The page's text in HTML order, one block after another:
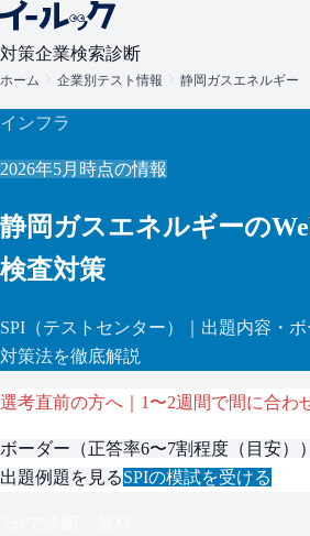
対策企業検索診断
ホーム 企業別テスト情報 静岡ガスエネルギー
インフラ
2026年5月 時点の情報
静岡ガスエネルギーの
検査対策
SPI （テストセンター）
｜出題内容・
対策法を徹底解説
選考直前の方へ｜1〜2週間で間に合わ
ボーダー（正答率6〜7割程度（目安）
出題例題を見るSPIの模試を受ける